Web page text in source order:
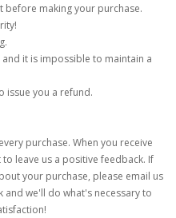
before making your purchase.
it is impossible to maintain a
issue you a refund.
purchase. When you receive
leave us a positive feedback. If
your purchase, please email us
we'll do what's necessary to